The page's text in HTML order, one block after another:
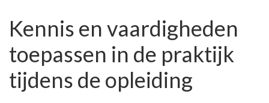
Kennis en vaardigheden
toepassen in de praktijk
tijdens de opleiding